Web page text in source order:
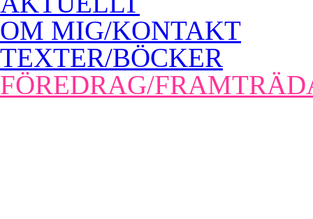
OM MIG/KONTAKT
TEXTER/BÖCKER
FÖREDRAG/